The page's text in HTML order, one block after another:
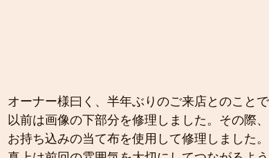
オーナー様曰く、半年ぶりのご来店とのことで
以前は画像の下部分を修理しました。その際
お持ち込みの当て布を使用して修理しました